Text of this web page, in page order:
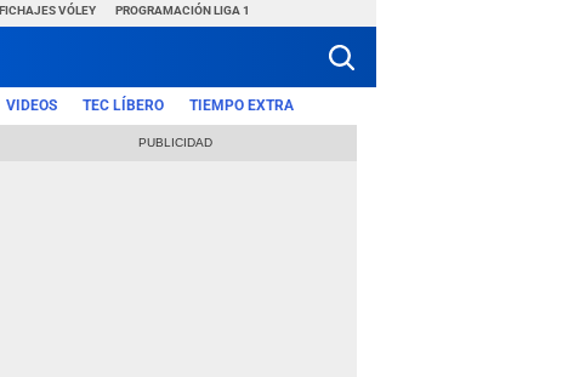
FICHAJES VÓLEY PROGRAMACIÓN LIGA 1
VIDEOS TEC LÍBERO TIEMPO EXTRA